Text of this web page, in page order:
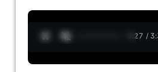
0:28 /